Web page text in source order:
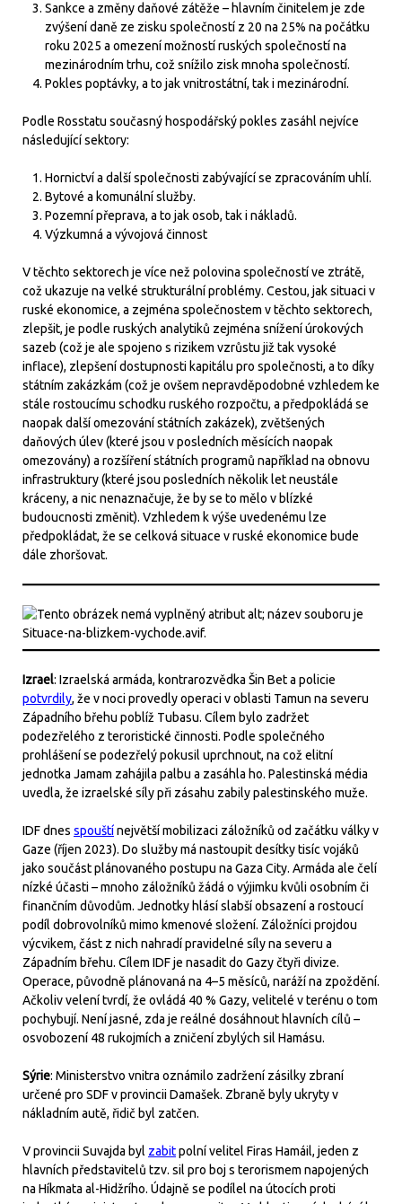
Sankce a změny daňové zátěže – hlavním činitelem je zde
zvýšení daně ze zisku společností z 20 na 25% na počátku
roku 2025 a omezení možností ruských společností na
mezinárodním trhu, což snížilo zisk mnoha společností.
Pokles poptávky, a to jak vnitrostátní, tak i mezinárodní.
Podle Rosstatu současný hospodářský pokles zasáhl nejvíce
následující sektory:
Hornictví a další společnosti zabývající se zpracováním uhlí.
Bytové a komunální služby.
Pozemní přeprava, a to jak osob, tak i nákladů.
Výzkumná a vývojová činnost
V těchto sektorech je více než polovina společností ve ztrátě,
což ukazuje na velké strukturální problémy. Cestou, jak situaci v
ruské ekonomice, a zejména společnostem v těchto sektorech,
zlepšit, je podle ruských analytiků zejména snížení úrokových
sazeb (což je ale spojeno s rizikem vzrůstu již tak vysoké
inflace), zlepšení dostupnosti kapitálu pro společnosti, a to díky
státním zakázkám (což je ovšem nepravděpodobné vzhledem ke
stále rostoucímu schodku ruského rozpočtu, a předpokládá se
naopak další omezování státních zakázek), zvětšených
daňových úlev (které jsou v posledních měsících naopak
omezovány) a rozšíření státních programů například na obnovu
infrastruktury (které jsou posledních několik let neustále
kráceny, a nic nenaznačuje, že by se to mělo v blízké
budoucnosti změnit). Vzhledem k výše uvedenému lze
předpokládat, že se celková situace v ruské ekonomice bude
dále zhoršovat.
Izrael: Izraelská armáda, kontrarozvědka Šin Bet a policie
potvrdily, že v noci provedly operaci v oblasti Tamun na severu
Západního břehu poblíž Tubasu. Cílem bylo zadržet
podezřelého z teroristické činnosti. Podle společného
prohlášení se podezřelý pokusil uprchnout, na což elitní
jednotka Jamam zahájila palbu a zasáhla ho. Palestinská média
uvedla, že izraelské síly při zásahu zabily palestinského muže.
IDF dnes spouštínejvětší mobilizaci záložníků od začátku války v
Gaze (říjen 2023). Do služby má nastoupit desítky tisíc vojáků
jako součást plánovaného postupu na Gaza City. Armáda ale čelí
nízké účasti – mnoho záložníků žádá o výjimku kvůli osobním či
finančním důvodům. Jednotky hlásí slabší obsazení a rostoucí
podíl dobrovolníků mimo kmenové složení. Záložníci projdou
výcvikem, část z nich nahradí pravidelné síly na severu a
Západním břehu. Cílem IDF je nasadit do Gazy čtyři divize.
Operace, původně plánovaná na 4–5 měsíců, naráží na zpoždění.
Ačkoliv velení tvrdí, že ovládá 40 % Gazy, velitelé v terénu o tom
pochybují. Není jasné, zda je reálné dosáhnout hlavních cílů –
osvobození 48 rukojmích a zničení zbylých sil Hamásu.
Sýrie: Ministerstvo vnitra oznámilo zadržení zásilky zbraní
určené pro SDF v provincii Damašek. Zbraně byly ukryty v
nákladním autě, řidič byl zatčen.
V provincii Suvajda byl zabitpolní velitel Firas Hamáil, jeden z
hlavních představitelů tzv. sil pro boj s terorismem napojených
na Híkmata al-Hidžrího. Údajně se podílel na útocích proti